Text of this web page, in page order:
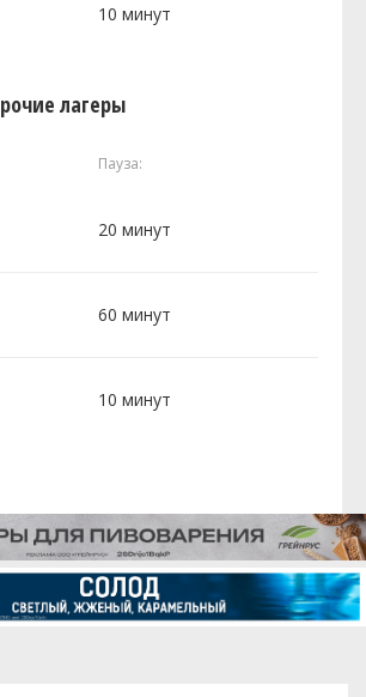
10 минут
лагеры
Пауза:
20 минут
60 минут
10 минут